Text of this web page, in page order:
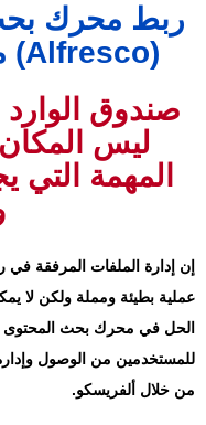
ربط محرك
(Alfresco) مع برنامج Outlook
صندوق الوارد
ليس
المهمة التي
إن إدارة الملفات المرفقة في
عملية بطيئة ومملة ولكن لا
من خلال ألفريسكو.